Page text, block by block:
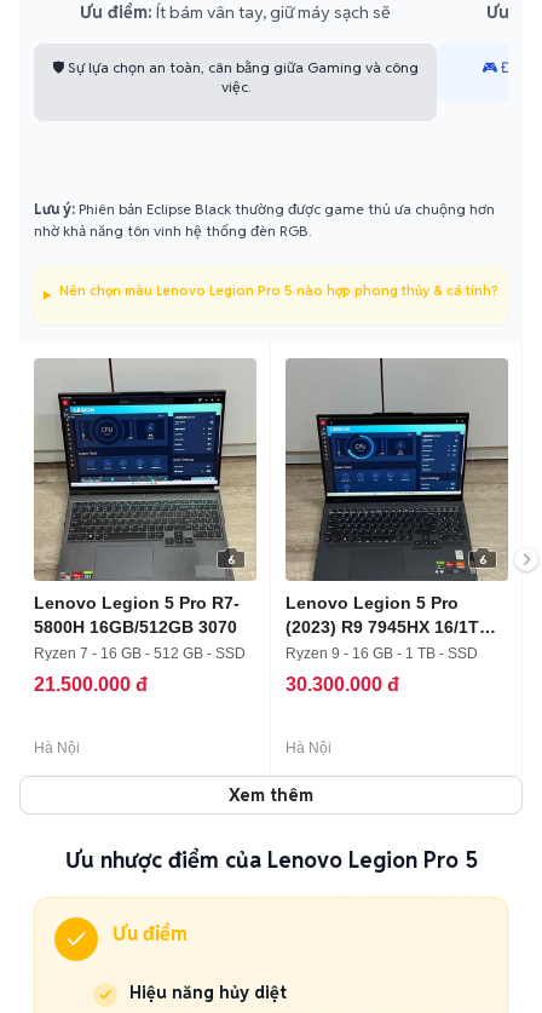
Ưu điểm: Ít bám vân tay, giữ máy sạch sẽ
🛡️ Sự lựa chọn an toàn, cân bằng giữa Gaming và công
việc.
Ưu
🎮 Đậm
Lưu ý: Phiên bản Eclipse Black thường được game thủ ưa chuộng hơn
nhờ khả năng tôn vinh hệ thống đèn RGB.
Nên chọn màu Lenovo Legion Pro 5 nào hợp phong thủy & cá tính?
6
Lenovo Legion 5 Pro R7-
5800H 16GB/512GB 3070
Ryzen 7 - 16 GB - 512 GB - SSD
21.500.000 đ
Hà Nội
6
Lenovo Legion 5 Pro
(2023) R9 7945HX 16/1T
4060
Ryzen 9 - 16 GB - 1 TB - SSD
30.300.000 đ
Hà Nội
Xem thêm
Ưu nhược điểm của Lenovo Legion Pro 5
Ưu điểm
Hiệu năng hủy diệt